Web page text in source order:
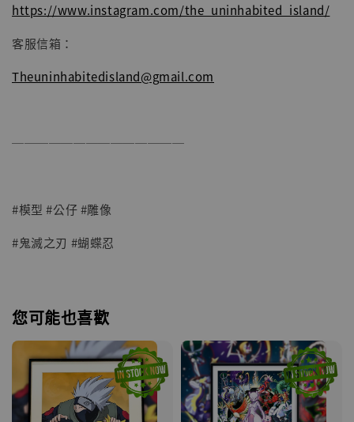
https://www.instagram.com/the_uninhabited_island/
客服信箱：
Theuninhabitedisland@gmail.com
──────────────
#模型 #公仔 #雕像
#鬼滅之刃 #蝴蝶忍
您可能也喜歡